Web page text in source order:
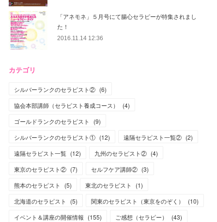
「アネモネ」５月号にて腸心セラピーが特集されまし
た！
2016.11.14 12:36
カテゴリ
シルバーランクのセラピスト② (6)
協会本部講師（セラピスト養成コース）
(4)
ゴールドランクのセラピスト
(9)
シルバーランクのセラピスト① (12) 遠隔セラピスト一覧② (2)
遠隔セラピスト一覧 (12) 九州のセラピスト② (4)
東京のセラピスト② (7) セルフケア講師② (3)
熊本のセラピスト
(5) 東北のセラピスト (1)
北海道のセラピスト
(5) 関東のセラピスト（東京をのぞく） (10)
イベント＆講座の開催情報 (155) ご感想（セラピー） (43)